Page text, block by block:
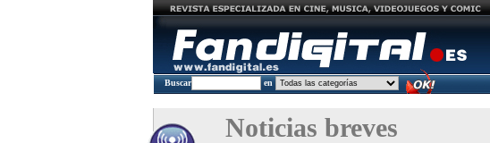
Buscar en
Noticias breves